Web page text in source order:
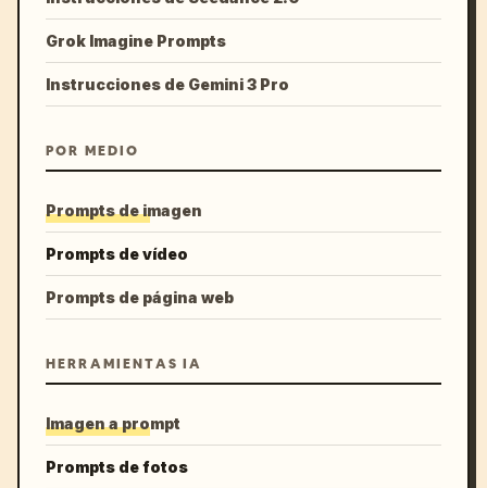
Grok Imagine Prompts
Instrucciones de Gemini 3 Pro
POR MEDIO
Prompts de imagen
Prompts de vídeo
Prompts de página web
HERRAMIENTAS IA
Imagen a prompt
Prompts de fotos